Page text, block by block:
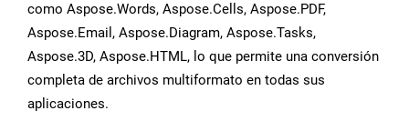
como Aspose.Words, Aspose.Cells, Aspose.PDF,
Aspose.Email, Aspose.Diagram, Aspose.Tasks,
Aspose.3D, Aspose.HTML, lo que permite una conversión
completa de archivos multiformato en todas sus
aplicaciones.